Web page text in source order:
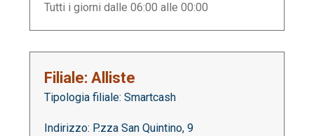
Tutti i giorni dalle 06:00 alle 00:00
Filiale: Alliste
Tipologia filiale: Smartcash
Indirizzo: P.zza San Quintino, 9